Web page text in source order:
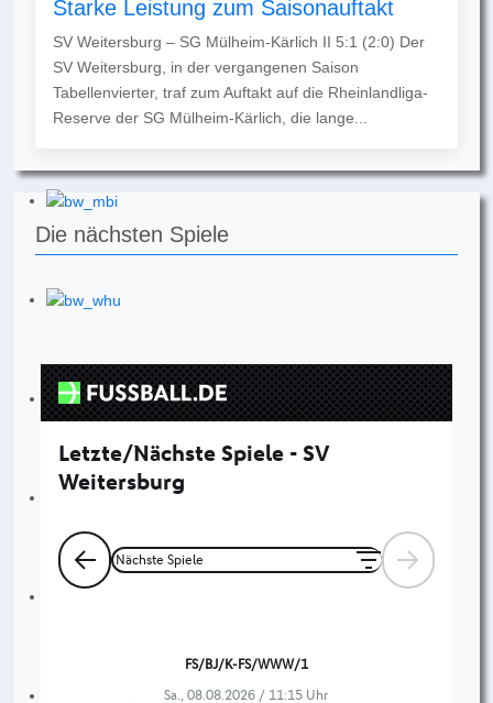
Starke Leistung zum Saisonauftakt
SV Weitersburg – SG Mülheim-Kärlich II 5:1 (2:0) Der
SV Weitersburg, in der vergangenen Saison
Tabellenvierter, traf zum Auftakt auf die Rheinlandliga-
Reserve der SG Mülheim-Kärlich, die lange...
Die nächsten Spiele